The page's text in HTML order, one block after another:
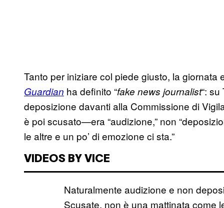
Tanto per iniziare col piede giusto, la giornata
Guardian ha definito “fake news journalist“:
deposizione davanti alla Commissione di
è poi scusato—era “audizione,” non
le altre e un po’ di emozione ci sta.”
VIDEOS BY VICE
Naturalmente audizione e non
Scusate, non è una mattinata come